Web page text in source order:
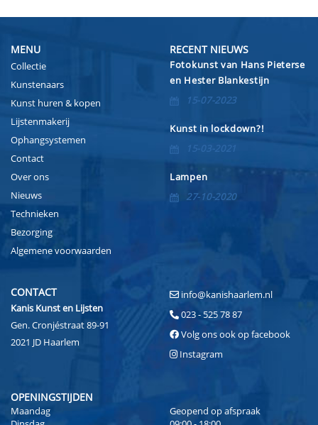
MENU
Collectie
Kunstenaars
Kunst huren & kopen
Lijstenmakerij
Ophangsystemen
Contact
Over ons
Nieuws
Technieken
Bezorging
Algemene voorwaarden
RECENT NIEUWS
Fotokunst van Hans Pieterse
en Hester Blankestijn
15-07-2023
Kunst in lockdown?!
15-03-2021
Lampen
27-10-2020
CONTACT
Kanis Kunst en Lijsten
Gen. Cronjéstraat 89-91
2021 JD Haarlem
info@kanishaarlem.nl
023 - 525 78 87
Volg ons ook op facebook
Instagram
OPENINGSTIJDEN
Maandag
Geopend op afspraak